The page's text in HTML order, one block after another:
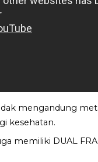
mengandung
kesehatan.
memiliki DUAL